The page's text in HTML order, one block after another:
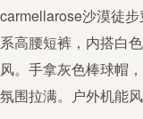
carmellarose沙漠徒
系高腰短裤，内搭白
风。手拿灰色棒球帽
氛围拉满。户外机能